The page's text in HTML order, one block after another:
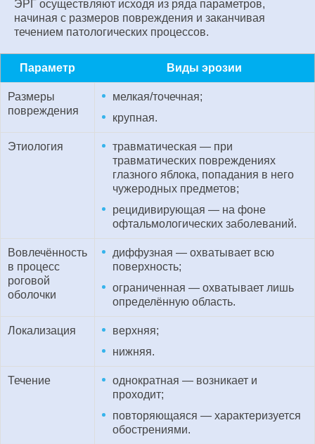
ЭРГ осуществляют исходя из ряда параметров,
начиная с размеров повреждения и заканчивая
течением патологических процессов.
Параметр Виды эрозии
Размеры
повреждения
мелкая/точечная;
крупная.
Этиология
травматическая — при
травматических повреждениях
глазного яблока, попадания в него
чужеродных предметов;
рецидивирующая — на фоне
офтальмологических заболеваний.
Вовлечённость
в процесс
роговой
оболочки
диффузная — охватывает всю
поверхность;
ограниченная — охватывает лишь
определённую область.
Локализация
верхняя;
нижняя.
Течение
однократная — возникает и
проходит;
повторяющаяся — характеризуется
обострениями.